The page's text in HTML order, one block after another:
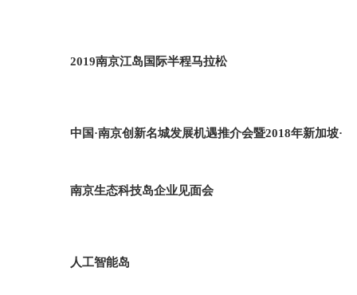
2019南京江岛国际半程马拉松
中国·南京创新名城发展机遇推介会暨2018年新加坡·
南京生态科技岛企业见面会
人工智能岛